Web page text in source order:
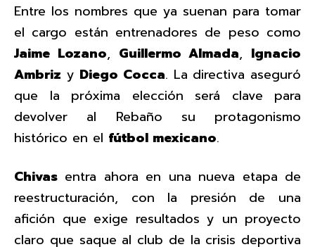
Entre los nombres que ya suenan para tomar
el cargo están entrenadores de peso como
Jaime Lozano, Guillermo Almada, Ignacio
Ambriz y Diego Cocca. La directiva aseguró
que la próxima elección será clave para
devolver al Rebaño su protagonismo
histórico en el fútbol mexicano.
Chivas entra ahora en una nueva etapa de
reestructuración, con la presión de una
afición que exige resultados y un proyecto
claro que saque al club de la crisis deportiva